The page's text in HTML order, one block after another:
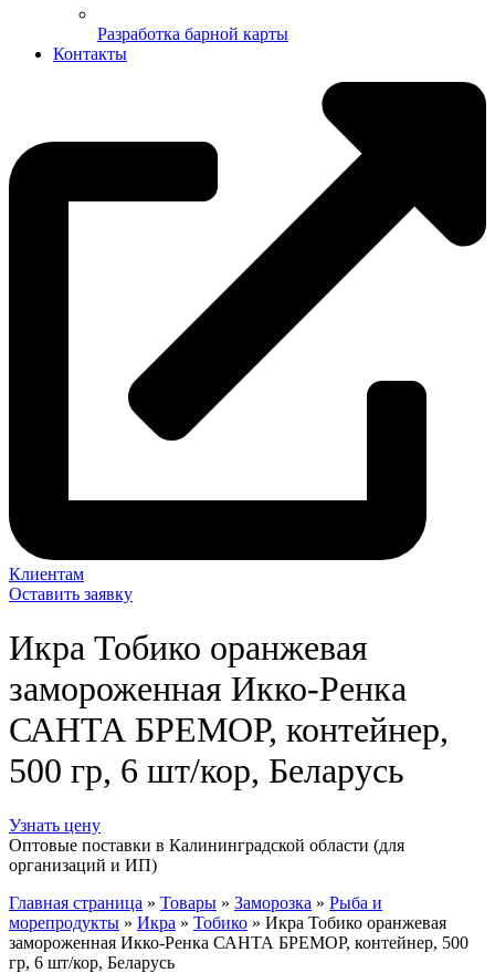
Разработка барной карты
Контакты
Клиентам
Оставить заявку
Икра Тобико оранжевая
замороженная Икко-Ренка
САНТА БРЕМОР, контейнер,
500 гр, 6 шт/кор, Беларусь
Узнать цену
Оптовые поставки в Калининградской области (для
организаций и ИП)
Главная страница » Товары » Заморозка » Рыба и
морепродукты » Икра » Тобико » Икра Тобико оранжевая
замороженная Икко-Ренка САНТА БРЕМОР, контейнер, 500
гр, 6 шт/кор, Беларусь